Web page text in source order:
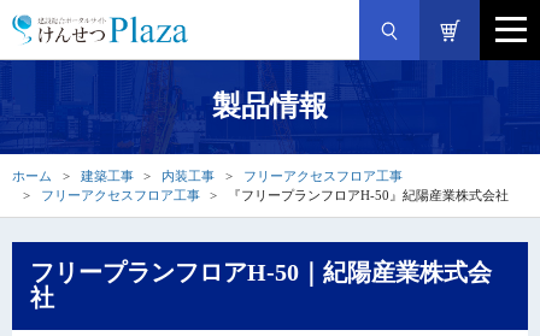
製品情報
ホーム 建築工事 内装工事
フリーアクセスフロア工事
フリーアクセスフロア工事
『フリープランフロアH-50』紀陽産業株式会社
フリープランフロアH-50｜紀陽産業株式会
社